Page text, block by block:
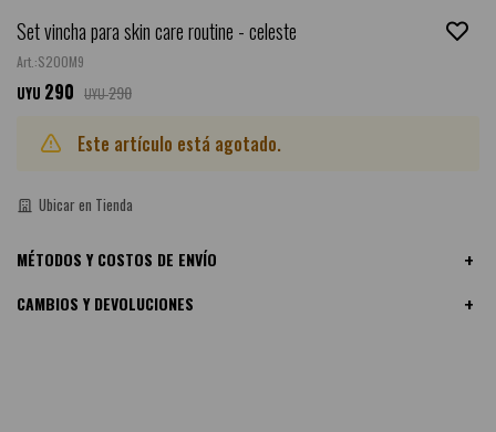
Set vincha para skin care routine - celeste
S20OM9
UYU 290 UYU290
Este artículo está agotado.
Ubicar en Tienda
MÉTODOS Y COSTOS DE ENVÍO
CAMBIOS Y DEVOLUCIONES